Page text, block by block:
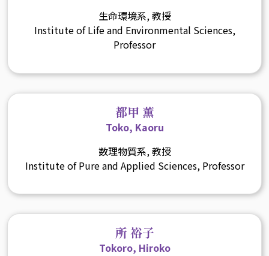
生命環境系, 教授
Institute of Life and Environmental Sciences,
Professor
都甲 薫
Toko, Kaoru
数理物質系, 教授
Institute of Pure and Applied Sciences, Professor
所 裕子
Tokoro, Hiroko